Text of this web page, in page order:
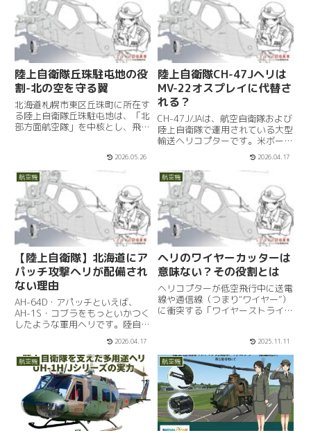
陸上自衛隊丘珠駐屯地の役
割-北の空を守る翼
北海道札幌市東区丘珠町に所在す
る陸上自衛隊丘珠駐屯地は、「北
部方面航空隊」を中核とし、飛
理的特性を活かし、飛行訓練、防
衛警備、災害対応、そして地域と
の共生を通じて、その存在感を日
増...
2026.05.26
陸上自衛隊CH-47Jヘリは
MV-22オスプレイに代替さ
れる？
CH-47J/JAは、航空自衛隊および
陸上自衛隊で運用されている大型
輸送ヘリコプターです。米ボーイ
ング社が開発したCH-47チヌーク
の日本向けライセンス生産型で、
川崎重工業が製造を担当していま
す。この機体は双発タービンエン
ジンを備え、前後に...
2026.04.17
航空機
【陸上自衛隊】北海道にア
パッチ攻撃ヘリが配備され
ない理由
AH-64D・アパッチといえば、
AH-1S・コブラをもっといかつく
したような軍用ヘリです。陸自で
「戦闘ヘリ」として配備されてい
ます。AH-1Sが「対戦車ヘリ」と
いう名称での配備でしたから、も
っと直接的な任務を...
2026.04.17
航空機
ヘリのワイヤーカッターは
意味ない？その役割とは
ヘリコプターが低空飛行中に送電
線や通信線（つまり“ワイヤー”）
に衝突する「ワイヤーストライク
要課題です。こうした事故を防ぐ
ために、ヘリコプターには「ワイ
ヤーカッター（wi...
2025.11.11
航空機 航空機